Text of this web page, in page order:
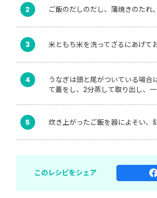
2 ご飯のだしのだし、蒲焼きのたれ
3 米ともち米を洗ってざるにあげて
4
うなぎは頭と尾がついている場
て蓋をし、2分蒸して取り出し、一
5 炊き上がったご飯を器によそい、
このレシピをシェア